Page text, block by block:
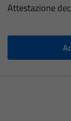
Attestazione